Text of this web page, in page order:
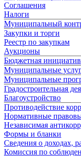
Соглашения
Налоги
Муниципальный
Закупки и торги
Реестр по закупкам
Аукционы
Бюджетная
Муниципальные
Муниципальные
Градостроительная
Благоустройство
Противодействие
Нормативные
Независимая
Формы и бланки
Сведения о доходах,
Комиссия по